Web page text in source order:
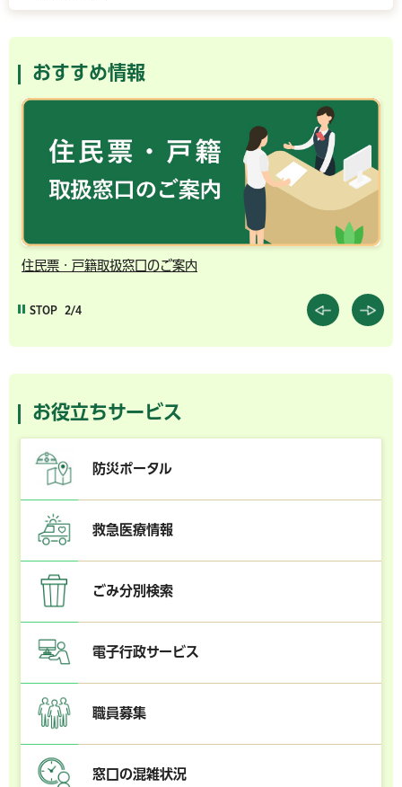
おすすめ情報
住民票・戸籍取扱窓口のご案内
STOP 2/4
お役立ちサービス
防災ポータル
救急医療情報
ごみ分別検索
電子行政サービス
職員募集
窓口の混雑状況